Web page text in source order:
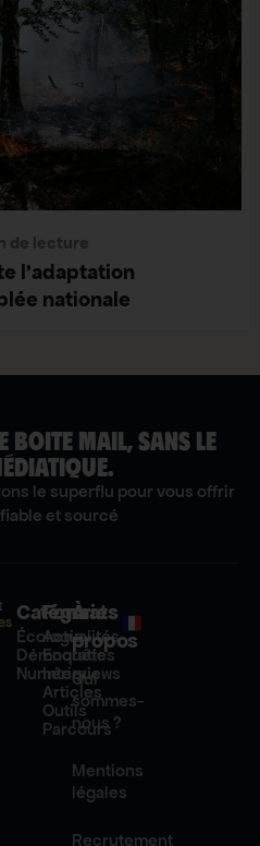
de lecture
l’adaptation
nationale
BOITE MAIL, SANS LE
le superflu pour vous offrir
et sourcé
Catégories
Écologie
Démocratie
Numérique
Formats
Actualités
Enquêtes
Interviews
Articles
Outils
Parcours
À
propos
Qui
sommes-
nous ?
Mentions
légales
Recrutement